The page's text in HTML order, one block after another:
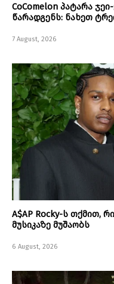
CoComelon პატარა
წარადგენს: ნახეთ
7 August, 2026
A$AP Rocky-ს თქმით,
მუსიკაზე მუშაობს
6 August, 2026